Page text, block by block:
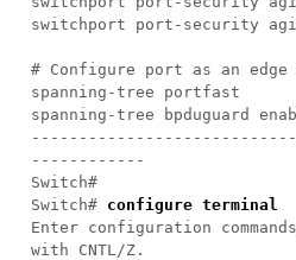
switchport port-security
# Configure port as an edge
spanning-tree portfast
spanning-tree bpduguard
------------
Switch#
Switch# configure terminal
Enter configuration
with CNTL/Z.